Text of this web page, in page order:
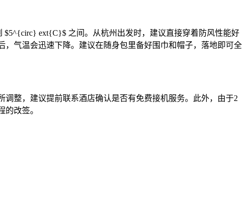
$5^{circ} ext{C}$ 之间。从杭州出发时，建议直接穿着防风性能好
气温会迅速下降。建议在随身包里备好围巾和帽子，落地即可全
整，建议提前联系酒店确认是否有免费接机服务。此外，由于2
改签。